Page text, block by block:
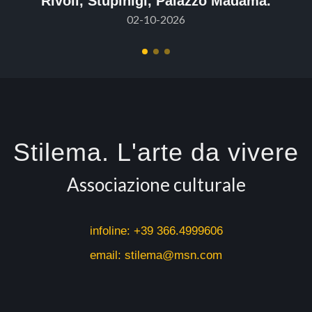
02-10-2026
Stilema. L'arte da vivere
Associazione culturale
infoline: +39 366.4999606
email: stilema@msn.com